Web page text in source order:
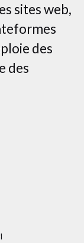
sites web,
des
des